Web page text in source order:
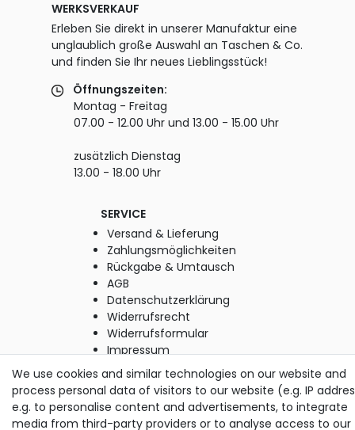
WERKSVERKAUF
Erleben Sie direkt in unserer Manufaktur eine
unglaublich große Auswahl an Taschen & Co.
und finden Sie Ihr neues Lieblingsstück!
Öffnungszeiten:
Montag - Freitag
07.00 - 12.00 Uhr und 13.00 - 15.00 Uhr
zusätzlich Dienstag
13.00 - 18.00 Uhr
SERVICE
Versand & Lieferung
Zahlungsmöglichkeiten
Rückgabe & Umtausch
AGB
Datenschutzerklärung
Widerrufsrecht
Widerrufsformular
Impressum
© Copyright M. Thielemann GmbH 2020 | Alle Rechte
vorbehalten.
We use cookies and similar technologies on our website and
process personal data of visitors to our website (e.g. IP
e.g. to personalise content and advertisements, to integrate
media from third-party providers or to analyse access to our